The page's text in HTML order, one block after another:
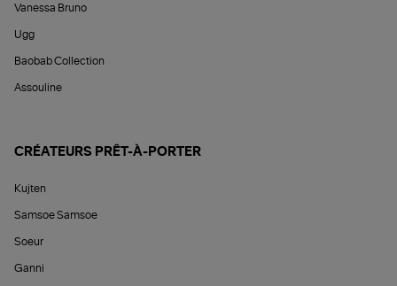
Vanessa Bruno
Ugg
Baobab Collection
Assouline
CRÉATEURS PRÊT-À-PORTER
Kujten
Samsoe Samsoe
Soeur
Ganni